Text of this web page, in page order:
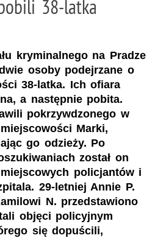
38-latka
kryminalnego na Pradze
osoby podejrzane o
38-latka. Ich ofiara
a następnie pobita.
pokrzywdzonego w
Marki,
go odzieży. Po
został on
policjantów i
29-letniej Annie P.
N. przedstawiono
objęci policyjnym
się dopuścili,